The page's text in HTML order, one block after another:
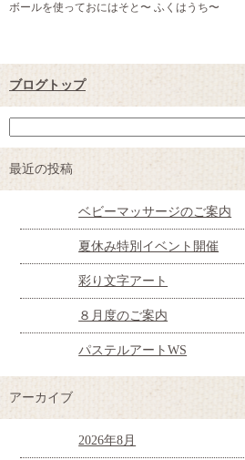
ボールを使っておにはそと〜 ふくはうち〜
ブログトップ
最近の投稿
ベビーマッサージのご案内
夏休み特別イベント開催
彩り文字アート
８月度のご案内
パステルアートWS
アーカイブ
2026年8月